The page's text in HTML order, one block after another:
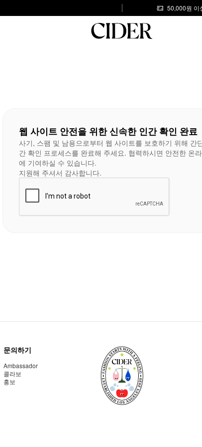
50,000원 이
웹 사이트 안전을 위한 신속한 인간 확인 완료
사기, 스팸 및 남용으로부터 웹 사이트를 보호하기 위해 간
간 확인 프로세스를 완료해 주세요. 협력하시면 안전한 온
에 기여하실 수 있습니다.
지원해 주셔서 감사합니다.
문의하기
Ambassador
콜라보
홍보